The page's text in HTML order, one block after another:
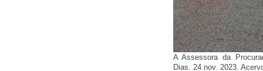
A Assessora da
Dias. 24 nov. 2023.